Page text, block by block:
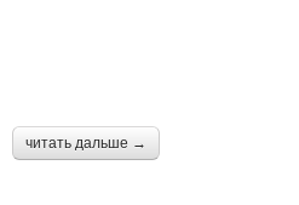
читать дальше →